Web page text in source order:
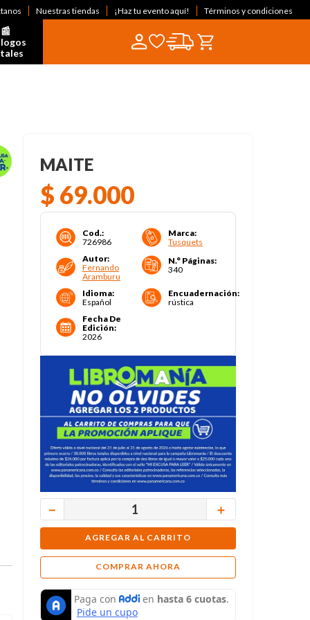
Nuestras tiendas ¡Haz tu evento aquí! Términos y condiciones
MAITE
$ 69.000
Cod.:
726986
Marca:
Tusquets
Autor:
Fernando
Aramburu
N.° Páginas:
340
Idioma:
Español
Encuadernación:
rústica
Fecha De
Edición:
2026
＋
－
AGREGAR AL CARRITO
COMPRAR AHORA